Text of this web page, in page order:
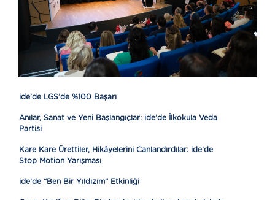
ide’de LGS’de %100 Başarı
Anılar, Sanat ve Yeni Başlangıçlar: ide’de İlkokula Veda
Partisi
Kare Kare Ürettiler, Hikâyelerini Canlandırdılar: ide’de
Stop Motion Yarışması
ide’de “Ben Bir Yıldızım” Etkinliği